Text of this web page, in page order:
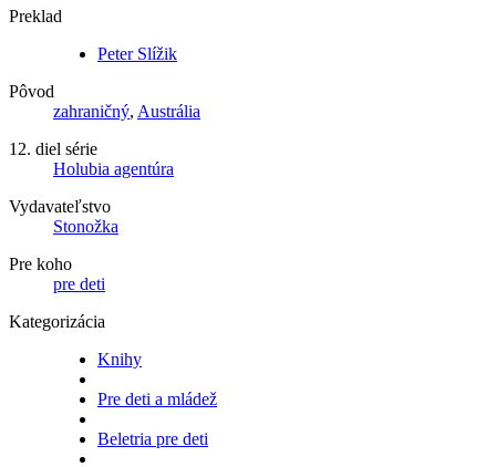
Preklad
Peter Slížik
Pôvod
zahraničný, Austrália
12. diel série
Holubia agentúra
Vydavateľstvo
Stonožka
Pre koho
pre deti
Kategorizácia
Knihy
Pre deti a mládež
Beletria pre deti